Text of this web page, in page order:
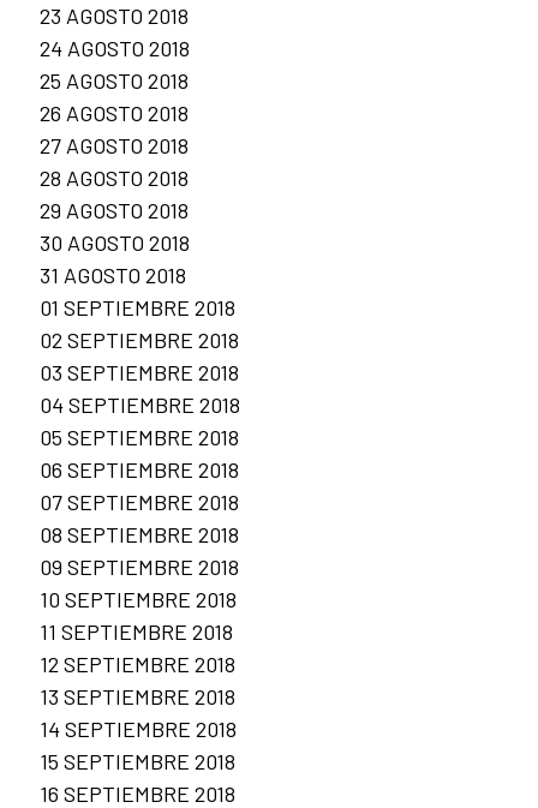
23 AGOSTO 2018
24 AGOSTO 2018
25 AGOSTO 2018
26 AGOSTO 2018
27 AGOSTO 2018
28 AGOSTO 2018
29 AGOSTO 2018
30 AGOSTO 2018
31 AGOSTO 2018
01 SEPTIEMBRE 2018
02 SEPTIEMBRE 2018
03 SEPTIEMBRE 2018
04 SEPTIEMBRE 2018
05 SEPTIEMBRE 2018
06 SEPTIEMBRE 2018
07 SEPTIEMBRE 2018
08 SEPTIEMBRE 2018
09 SEPTIEMBRE 2018
10 SEPTIEMBRE 2018
11 SEPTIEMBRE 2018
12 SEPTIEMBRE 2018
13 SEPTIEMBRE 2018
14 SEPTIEMBRE 2018
15 SEPTIEMBRE 2018
16 SEPTIEMBRE 2018